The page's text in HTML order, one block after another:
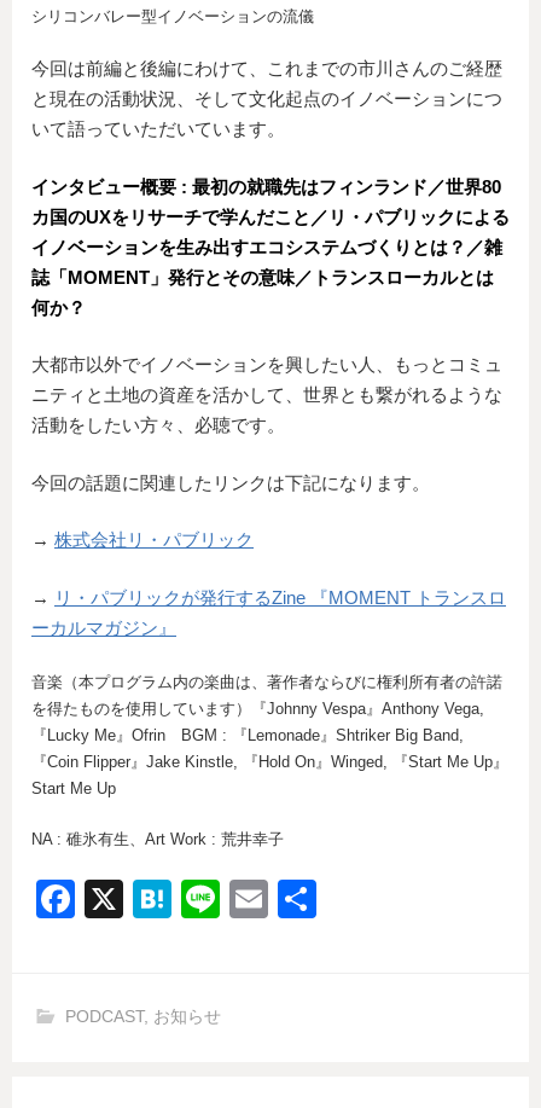
シリコンバレー型イノベーションの流儀
今回は前編と後編にわけて、これまでの市川さんのご経歴
と現在の活動状況、そして文化起点のイノベーションにつ
いて語っていただいています。
インタビュー概要 : 最初の就職先はフィンランド／世界80
カ国のUXをリサーチで学んだこと／リ・パブリックによる
イノベーションを生み出すエコシステムづくりとは？／雑
誌「MOMENT」発行とその意味／トランスローカルとは
何か？
大都市以外でイノベーションを興したい人、もっとコミュ
ニティと土地の資産を活かして、世界とも繋がれるような
活動をしたい方々、必聴です。
今回の話題に関連したリンクは下記になります。
→ 株式会社リ・パブリック
→ リ・パブリックが発行するZine 『MOMENT トランスロ
ーカルマガジン』
音楽（本プログラム内の楽曲は、著作者ならびに権利所有者の許諾
を得たものを使用しています）『Johnny Vespa』Anthony Vega,
『Lucky Me』Ofrin BGM : 『Lemonade』Shtriker Big Band,
『Coin Flipper』Jake Kinstle, 『Hold On』Winged, 『Start Me Up』
Start Me Up
NA : 碓氷有生、Art Work : 荒井幸子
F
e
X
H
n
Li
E
PODCAST, お知らせ